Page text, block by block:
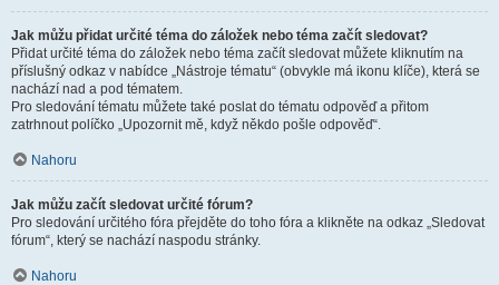
Jak můžu přidat určité téma do záložek nebo téma začít sledovat?
Přidat určité téma do záložek nebo téma začít sledovat můžete kliknutím na
příslušný odkaz v nabídce „Nástroje tématu“ (obvykle má ikonu klíče), která se
nachází nad a pod tématem.
Pro sledování tématu můžete také poslat do tématu odpověď a přitom
zatrhnout políčko „Upozornit mě, když někdo pošle odpověď“.
Nahoru
Jak můžu začít sledovat určité fórum?
Pro sledování určitého fóra přejděte do toho fóra a klikněte na odkaz „Sledovat
fórum“, který se nachází naspodu stránky.
Nahoru